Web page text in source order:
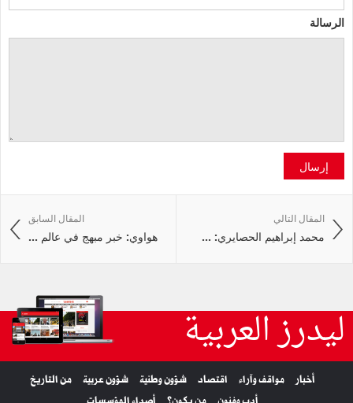
الرسالة
إرسال
المقال السابق
هواوي: خبر مبهج في عالم ...
المقال التالي
محمد إبراهيم الحصايري: ...
ليدرز العربية
أخبار مواقف وآراء اقتصاد شؤون وطنية شؤون عربية
من التاريخ